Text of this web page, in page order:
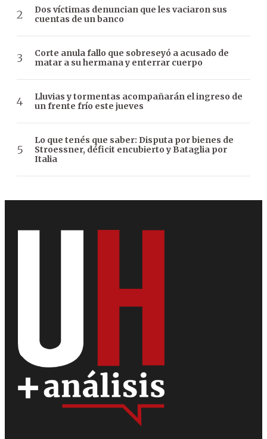
Dos víctimas denuncian que les vaciaron sus
cuentas de un banco
Corte anula fallo que sobreseyó a acusado de
matar a su hermana y enterrar cuerpo
Lluvias y tormentas acompañarán el ingreso de
un frente frío este jueves
Lo que tenés que saber: Disputa por bienes de
Stroessner, déficit encubierto y Bataglia por
Italia